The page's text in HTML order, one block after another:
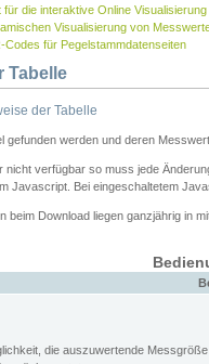
die interaktive Online Visualisierung
Visualisierung von
für Pegelstammdatenseiten
Tabelle
der Tabelle
gefunden werden und deren
verfügbar so muss jede
Javascript. Bei eingeschaltetem
beim Download liegen ganzjährig in
die auszuwertende